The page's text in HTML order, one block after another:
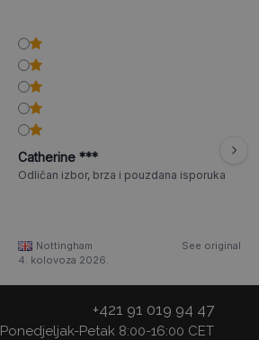
Catherine ***
Odličan izbor, brza i pouzdana isporuka
Nottingham
See original
4. kolovoza 2026.
+421 91 019 94 47
Ponedjeljak-Petak 8:00-16:00 CET